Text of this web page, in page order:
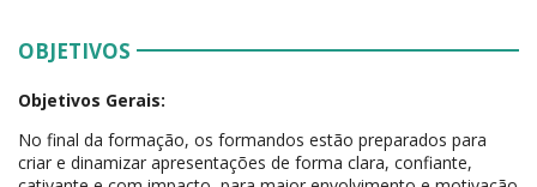
OBJETIVOS
Objetivos Gerais:
No final da formação, os formandos estão preparados para
criar e dinamizar apresentações de forma clara, confiante,